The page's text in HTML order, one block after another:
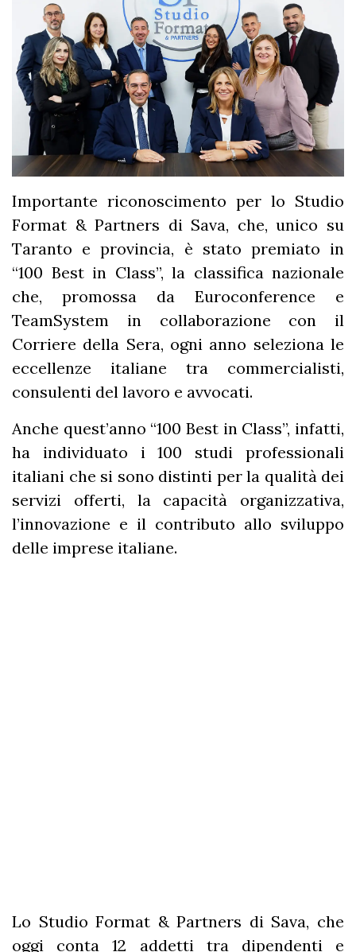
Importante riconoscimento per lo Studio
Format & Partners di Sava, che, unico su
Taranto e provincia, è stato premiato in
“100 Best in Class”, la classifica nazionale
che, promossa da Euroconference e
TeamSystem in collaborazione con il
Corriere della Sera, ogni anno seleziona le
eccellenze italiane tra commercialisti,
consulenti del lavoro e avvocati.
Anche quest’anno “100 Best in Class”, infatti,
ha individuato i 100 studi professionali
italiani che si sono distinti per la qualità dei
servizi offerti, la capacità organizzativa,
l’innovazione e il contributo allo sviluppo
delle imprese italiane.
Lo Studio Format & Partners di Sava, che
oggi conta 12 addetti tra dipendenti e